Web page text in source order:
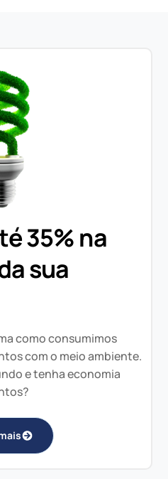
35% na
sua
como consumimos
com o meio ambiente.
e tenha economia